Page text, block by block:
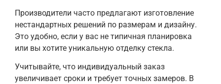
Производители часто предлагают изготовление
нестандартных решений по размерам и дизайну.
Это удобно, если у вас не типичная планировка
или вы хотите уникальную отделку стекла.
Учитывайте, что индивидуальный заказ
увеличивает сроки и требует точных замеров. В